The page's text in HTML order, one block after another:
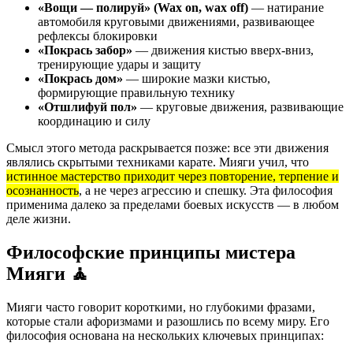
«Вощи — полируй» (Wax on, wax off) — натирание
автомобиля круговыми движениями, развивающее
рефлексы блокировки
«Покрась забор» — движения кистью вверх-вниз,
тренирующие удары и защиту
«Покрась дом» — широкие мазки кистью,
формирующие правильную технику
«Отшлифуй пол» — круговые движения, развивающие
координацию и силу
Смысл этого метода раскрывается позже: все эти движения
являлись скрытыми техниками карате. Мияги учил, что
истинное мастерство приходит через повторение, терпение и
осознанность, а не через агрессию и спешку. Эта философия
применима далеко за пределами боевых искусств — в любом
деле жизни.
Философские принципы мистера
Мияги 🧘
Мияги часто говорит короткими, но глубокими фразами,
которые стали афоризмами и разошлись по всему миру. Его
философия основана на нескольких ключевых принципах: